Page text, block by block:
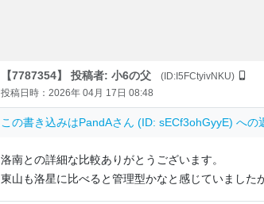
【7787354】 投稿者: 小6の父
(ID:I5FCtyivNKU)
投稿日時：2026年 04月 17日 08:48
この書き込みはPandAさん (ID: sECf3ohGyyE) への
洛南との詳細な比較ありがとうございます。
東山も洛星に比べると管理型かなと感じていました